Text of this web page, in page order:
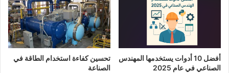
أفضل 10 أدوات يستخدمها المهندس
الصناعي في عام 2025
تحسين كفاءة استخدام الطاقة في
الصناعة